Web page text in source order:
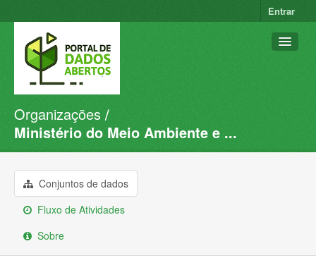
Entrar
Conjuntos de dados
Organizações
Sobre
Organizações
Ministério do Meio Ambiente e ...
Conjuntos de dados
Fluxo de Atividades
Sobre